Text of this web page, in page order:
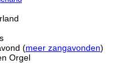
(meer zangavonden)
Orgel